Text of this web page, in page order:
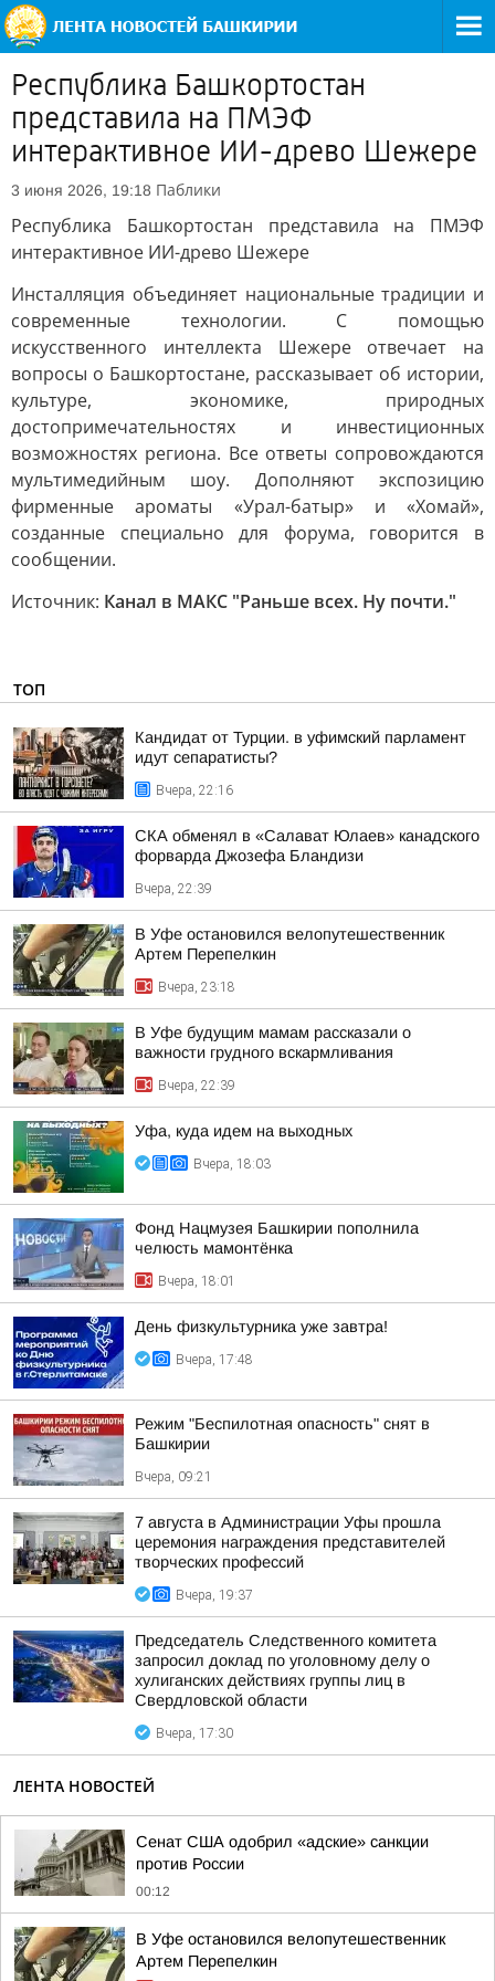
Республика Башкортостан
представила на ПМЭФ
интерактивное ИИ-древо Шежере
3 июня 2026, 19:18 Паблики
Республика Башкортостан представила на ПМЭФ
интерактивное ИИ-древо Шежере
Инсталляция объединяет национальные традиции и
современные технологии. С помощью
искусственного интеллекта Шежере отвечает на
вопросы о Башкортостане, рассказывает об истории,
культуре, экономике, природных
достопримечательностях и инвестиционных
возможностях региона. Все ответы сопровождаются
мультимедийным шоу. Дополняют экспозицию
фирменные ароматы «Урал-батыр» и «Хомай»,
созданные специально для форума, говорится в
сообщении.
Источник: Канал в МАКС "Раньше всех. Ну почти."
ТОП
Кандидат от Турции. в уфимский парламент
идут сепаратисты?
Вчера, 22:16
СКА обменял в «Салават Юлаев» канадского
форварда Джозефа Бландизи
Вчера, 22:39
В Уфе остановился велопутешественник
Артем Перепелкин
Вчера, 23:18
В Уфе будущим мамам рассказали о
важности грудного вскармливания
Вчера, 22:39
Уфа, куда идем на выходных
Вчера, 18:03
Фонд Нацмузея Башкирии пополнила
челюсть мамонтёнка
Вчера, 18:01
День физкультурника уже завтра!
Вчера, 17:48
Режим "Беспилотная опасность" снят в
Башкирии
Вчера, 09:21
7 августа в Администрации Уфы прошла
церемония награждения представителей
творческих профессий
Вчера, 19:37
Председатель Следственного комитета
запросил доклад по уголовному делу о
хулиганских действиях группы лиц в
Свердловской области
Вчера, 17:30
ЛЕНТА НОВОСТЕЙ
Сенат США одобрил «адские» санкции
против России
00:12
В Уфе остановился велопутешественник
Артем Перепелкин